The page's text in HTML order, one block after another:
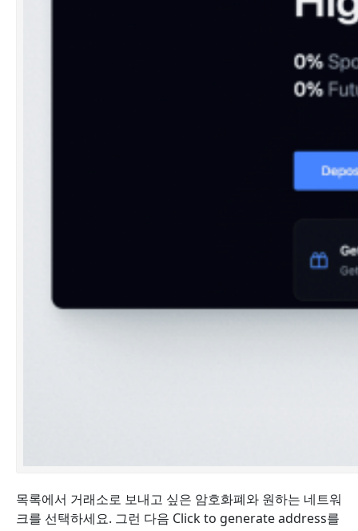
목록에서 거래소로 보내고 싶은 암호화폐와 원하는 네트워
크를 선택하세요. 그런 다음 Click to generate address를